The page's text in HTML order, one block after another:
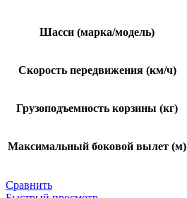
Шасси (марка/модель)
Скорость передвижения (км/ч)
Грузоподъемность корзины (кг)
Максимальный боковой вылет (м)
Сравнить